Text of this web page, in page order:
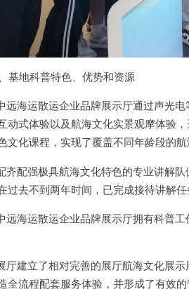
基地科普特色、优势和资源
远海运散运企业品牌展示厅通过声光
动式体验以及航海文化实景观摩体验
文化课程，实现了覆盖不同年龄段的
齐配强极具航海文化特色的专业讲解
过去不到两年时间，已完成接待讲解
远海运散运企业品牌展示厅拥有科普
厅建立了相对完善的展厅航海文化展
全流程配套服务体验，并形成了有效